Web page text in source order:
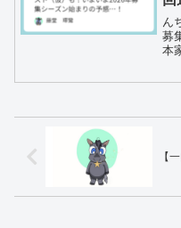
ん
募
本
【